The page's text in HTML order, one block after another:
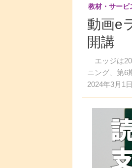
動画e
開講
エッジは
ニング、第6
2024年3月1
教材・サービ